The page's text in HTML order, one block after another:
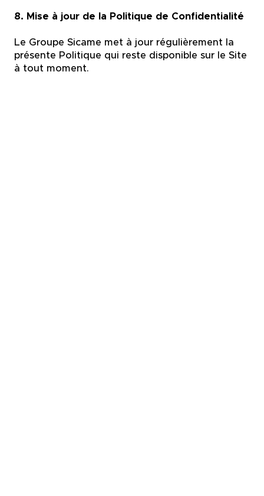
8. Mise à jour de la Politique de Confidentialité
Le Groupe Sicame met à jour régulièrement la
présente Politique qui reste disponible sur le Site
à tout moment.